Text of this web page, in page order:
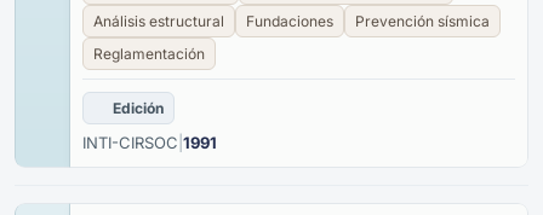
Análisis estructural
Fundaciones
Prevención sísmica
Reglamentación
Edición
INTI-CIRSOC 1991